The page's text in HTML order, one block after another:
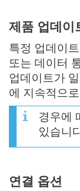
제품 업데이
특정 업데이
또는 데이터
업데이트가
에 지속적으
경우에
있습니
연결 옵션